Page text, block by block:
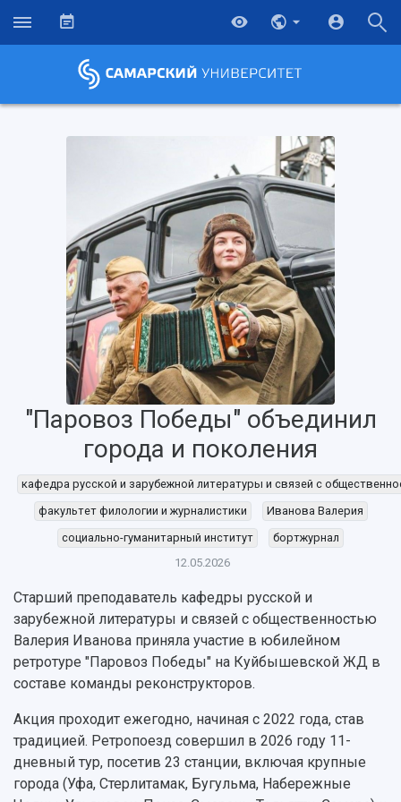
Об университете
История
Ключевые факты
Руководство
Наблюдательный совет
Попечительский совет
Ученый совет
Ректорат
Кадровый резерв
Персоналии
Сотрудники и преподаватели
Новости
Главные новости
Бортжурнал
СМИ об университете
Пресс-центр
Газета "Полет"
Мы в соцсетях
Мультимедиа
Образование
Почему я выбираю Самарский университет?
Абитуриенту
Бакалавриат и специалитет
Аспирантура
Формы обучения
Учебные планы
Дополнительное образование
Образовательные программы
Профессорско-преподавательский состав
Научно-исследовательская деятельность
Основные научные направления
Научные школы и ведущие научные коллективы
Диссертационные советы
Конкурс на замещение должностей научных
работников
Научно-технический совет
Научные проекты и темы
Аспирантура и докторантура
Справочные материалы
"Паровоз Победы" объединил
города и поколения
кафедра русской и зарубежной литературы и связей с
факультет филологии и журналистики
Иванова Валерия
социально-гуманитарный институт
бортжурнал
12.05.2026
Старший преподаватель кафедры русской и
зарубежной литературы и связей с общественностью
Валерия Иванова приняла участие в юбилейном
ретротуре "Паровоз Победы" на Куйбышевской ЖД в
составе команды реконструкторов.
Акция проходит ежегодно, начиная с 2022 года, став
традицией. Ретропоезд совершил в 2026 году 11-
дневный тур, посетив 23 станции, включая крупные
города (Уфа, Стерлитамак, Бугульма, Набережные